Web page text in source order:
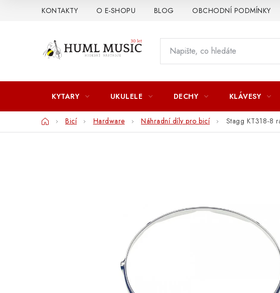
KONTAKTY O E-SHOPU BLOG OBCHODNÍ PODMÍNKY
KYTARY UKULELE DECHY KLÁVESY
DomůBicí Hardware Náhradní díly pro bicí Stagg KT318-8